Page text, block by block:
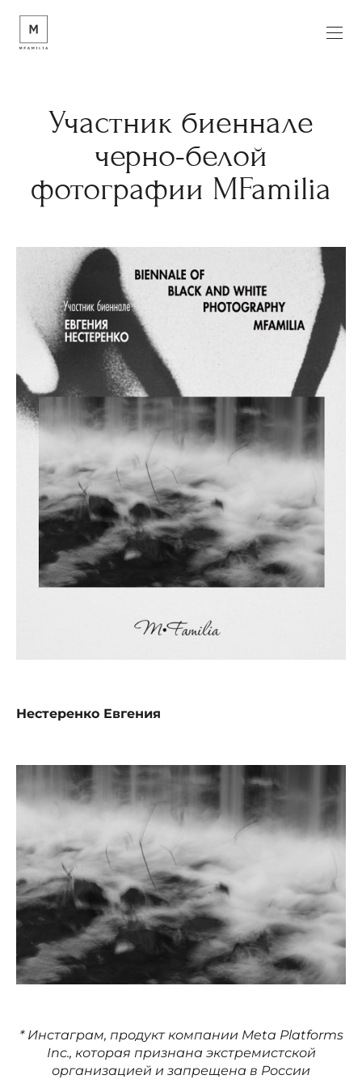
Участник биеннале
черно-белой
фотографии MFamilia
Нестеренко Евгения
* Инстаграм, продукт компании Meta Platforms
Inc., которая признана экстремистской
организацией и запрещена в России